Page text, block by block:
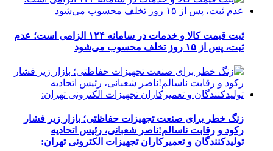
ثبت قیمت کالا و خدمات در سامانه ۱۲۴ الزامی است؛ عدم
ثبت، پس از ۱۵ روز تخلف محسوب می‌شود
زنگ خطر برای صنعت تجهیزات حفاظتی؛ بازار زیر فشار
رکود و رقابت ناسالم!ناصر شعبانی، رئیس اتحادیه
تولیدکنندگان و تعمیرکاران تجهیزات الکترونی تهران: